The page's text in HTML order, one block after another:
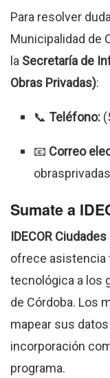
Para resolver
Municipalidad de
la Secretaría de
Obras Privadas):
📞 Teléfono:
📧 Correo
Sumate a
IDECOR Ciudades
ofrece asistencia
tecnológica a los
de Córdoba. Los
mapear sus
incorporación
programa.